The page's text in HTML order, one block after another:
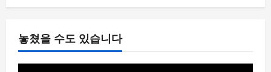
놓쳤을 수도 있습니다